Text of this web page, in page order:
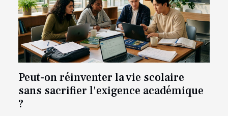
Peut-on réinventer la vie scolaire
sans sacrifier l'exigence académique
?